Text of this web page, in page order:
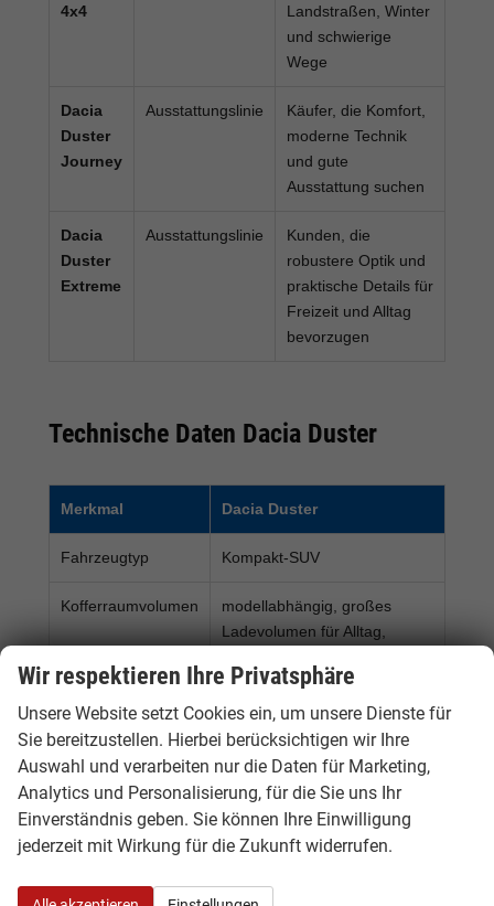
4x4
Landstraßen, Winter
und schwierige
Wege
Dacia
Duster
Journey
Ausstattungslinie
Käufer, die Komfort,
moderne Technik
und gute
Ausstattung suchen
Dacia
Duster
Extreme
Ausstattungslinie
Kunden, die
robustere Optik und
praktische Details für
Freizeit und Alltag
bevorzugen
Technische Daten Dacia Duster
Merkmal Dacia Duster
Fahrzeugtyp Kompakt-SUV
Kofferraumvolumen
modellabhängig, großes
Ladevolumen für Alltag,
Antriebe
Benzin, Hybrid, ECO-G oder
4x4, je nach Verfügbarkeit
Leistung
modellabhängig, je nach
Motorisierung und
Ausstattung
Wir respektieren Ihre Privatsphäre
Unsere Website setzt Cookies ein, um unsere Dienste für
Sie bereitzustellen. Hierbei berücksichtigen wir Ihre
Auswahl und verarbeiten nur die Daten für Marketing,
Analytics und Personalisierung, für die Sie uns Ihr
Einverständnis geben. Sie können Ihre Einwilligung
jederzeit mit Wirkung für die Zukunft widerrufen.